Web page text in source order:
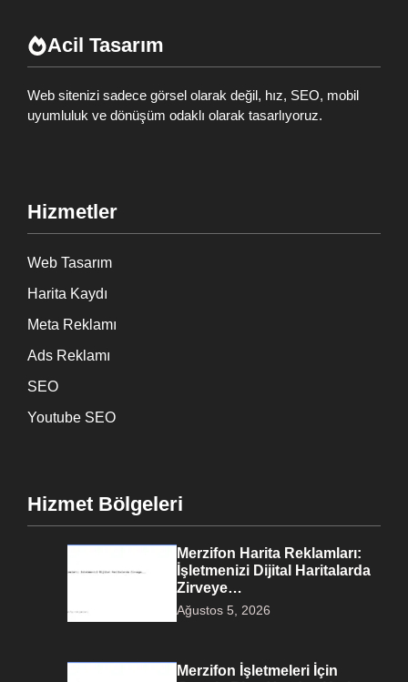
Acil Tasarım
Web sitenizi sadece görsel olarak değil, hız, SEO, mobil
uyumluluk ve dönüşüm odaklı olarak tasarlıyoruz.
Hizmetler
Web Tasarım
Harita Kaydı
Meta Reklamı
Ads Reklamı
SEO
Youtube SEO
Hizmet Bölgeleri
Merzifon Harita Reklamları:
İşletmenizi Dijital Haritalarda
Zirveye…
Ağustos 5, 2026
Merzifon İşletmeleri İçin